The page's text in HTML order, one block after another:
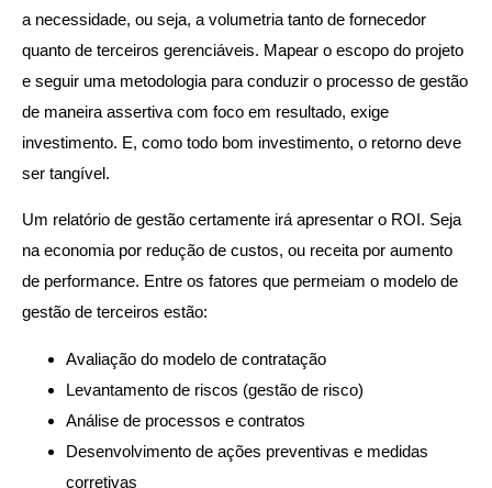
a necessidade, ou seja, a volumetria tanto de fornecedor
quanto de terceiros gerenciáveis. Mapear o escopo do projeto
e seguir uma metodologia para conduzir o processo de gestão
de maneira assertiva com foco em resultado, exige
investimento. E, como todo bom investimento, o retorno deve
ser tangível.
Um relatório de gestão certamente irá apresentar o ROI. Seja
na economia por redução de custos, ou receita por aumento
de performance. Entre os fatores que permeiam o modelo de
gestão de terceiros estão:
Avaliação do modelo de contratação
Levantamento de riscos (gestão de risco)
Análise de processos e contratos
Desenvolvimento de ações preventivas e medidas
corretivas